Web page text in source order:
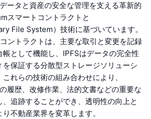
ータと資産の安全な管理を支える革新的
スマートコントラクトと
File System）技術に基づいています。
ントラクトは、主要な取引と変更を記録
として機能し、IPFSはデータの完全性
を保証する分散型ストレージソリューシ
れらの技術の組み合わせにより、
履歴、改修作業、法的文書などの重要な
追跡することができ、透明性の向上と
不動産業界を変革します。